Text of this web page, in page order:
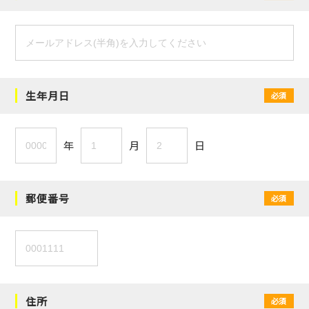
生年月日 必須
年 月 日
郵便番号 必須
住所 必須